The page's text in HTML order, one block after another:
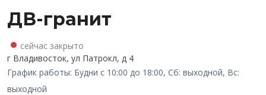
ДВ-гранит
сейчас закрыто
г Владивосток, ул Патрокл, д 4
График работы: Будни с 10:00 до 18:00, Сб: выходной, Вс:
выходной